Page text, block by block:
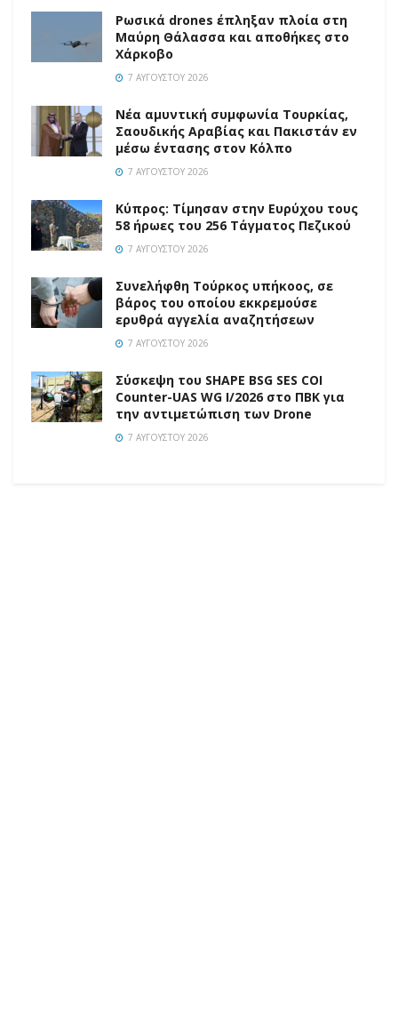
Ρωσικά drones έπληξαν πλοία στη
Μαύρη Θάλασσα και αποθήκες στο
Χάρκοβο
7 ΑΥΓΟΎΣΤΟΥ 2026
Νέα αμυντική συμφωνία Τουρκίας,
Σαουδικής Αραβίας και Πακιστάν εν
μέσω έντασης στον Κόλπο
7 ΑΥΓΟΎΣΤΟΥ 2026
Κύπρος: Τίμησαν στην Ευρύχου τους
58 ήρωες του 256 Τάγματος Πεζικού
7 ΑΥΓΟΎΣΤΟΥ 2026
Συνελήφθη Τούρκος υπήκοος, σε
βάρος του οποίου εκκρεμούσε
ερυθρά αγγελία αναζητήσεων
7 ΑΥΓΟΎΣΤΟΥ 2026
Σύσκεψη του SHAPE BSG SES COI
Counter-UAS WG I/2026 στο ΠΒΚ για
την αντιμετώπιση των Drone
7 ΑΥΓΟΎΣΤΟΥ 2026